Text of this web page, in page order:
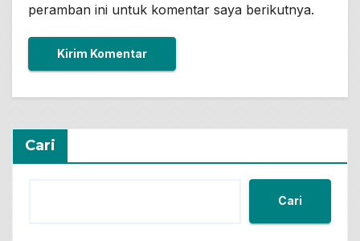
peramban ini untuk komentar saya berikutnya.
Cari
Cari